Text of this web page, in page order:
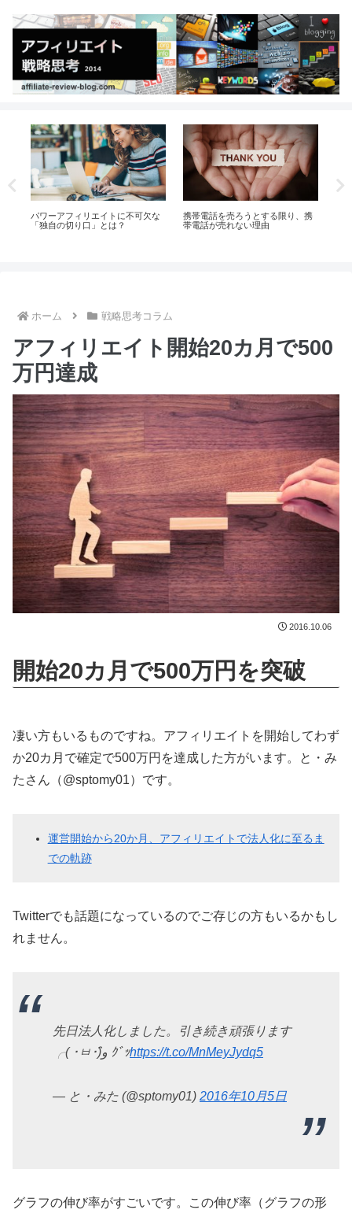
パワーアフィリエイトに不可欠な
「独自の切り口」とは？
携帯電話を売ろうとする限り、携
帯電話が売れない理由
ホーム 戦略思考コラム
アフィリエイト開始20カ月で500
万円達成
2016.10.06
開始20カ月で500万円を突破
凄い方もいるものですね。アフィリエイトを開始してわず
か20カ月で確定で500万円を達成した方がいます。と・み
たさん（@sptomy01）です。
運営開始から20か月、アフィリエイトで法人化に至るま
での軌跡
Twitterでも話題になっているのでご存じの方もいるかもし
れません。
先日法人化しました。引き続き頑張ります
╭( ･ㅂ･)و̑ ｸﾞｯhttps://t.co/MnMeyJydq5
— と・みた (@sptomy01) 2016年10月5日
グラフの伸び率がすごいです。この伸び率（グラフの形